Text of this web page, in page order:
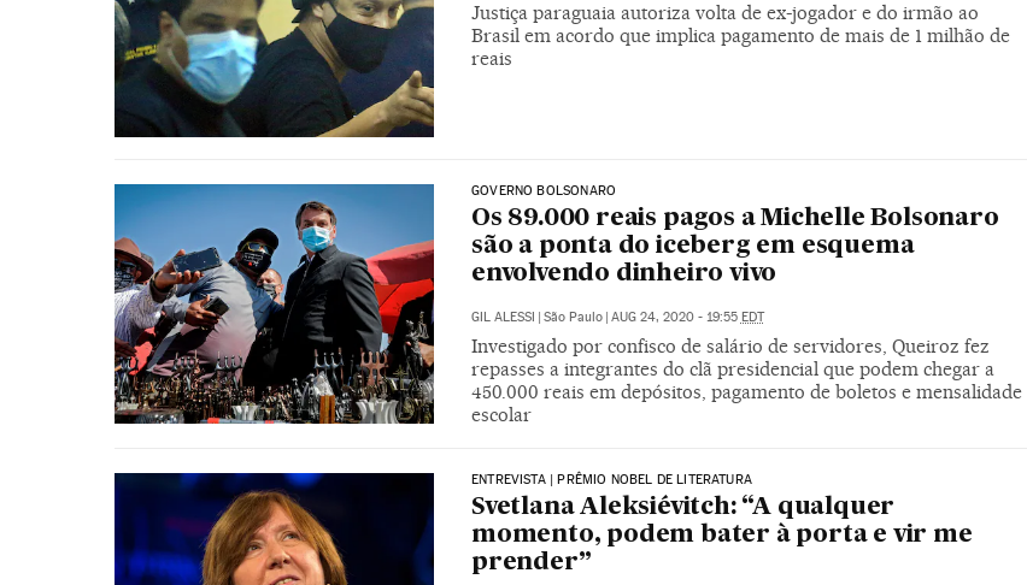
Justiça paraguaia autoriza volta de ex-jogador e do irmão ao
Brasil em acordo que implica pagamento de mais de 1 milhão de
reais
GOVERNO BOLSONARO
Os 89.000 reais pagos a Michelle Bolsonaro
são a ponta do iceberg em esquema
envolvendo dinheiro vivo
GIL ALESSI | São Paulo | AUG 24, 2020 - 19:55 EDT
Investigado por confisco de salário de servidores, Queiroz fez
repasses a integrantes do clã presidencial que podem chegar a
450.000 reais em depósitos, pagamento de boletos e mensalidade
escolar
ENTREVISTA | PRÊMIO NOBEL DE LITERATURA
Svetlana Aleksiévitch: “A qualquer
momento, podem bater à porta e vir me
prender”